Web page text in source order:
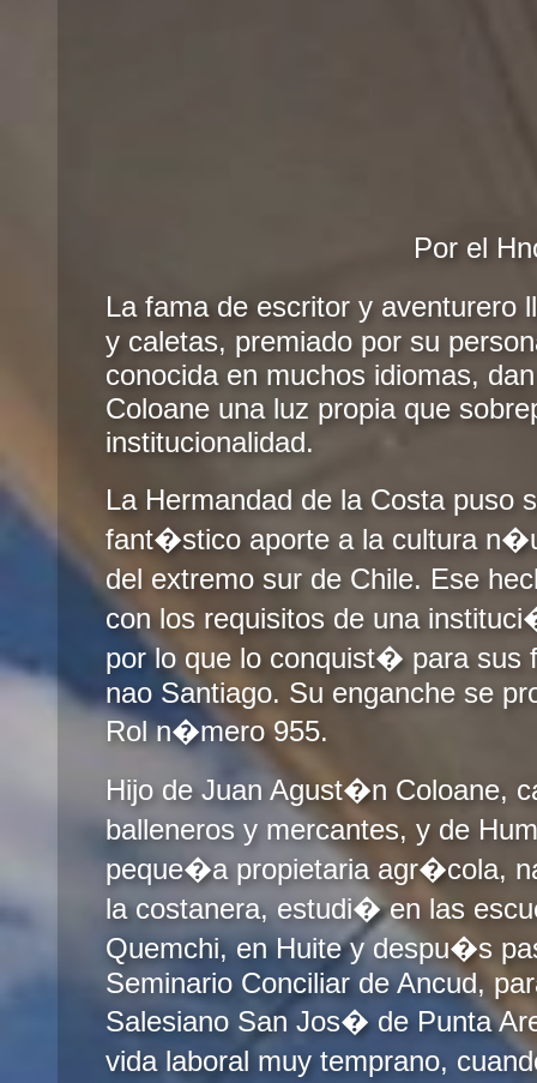
Por el
La fama de escritor y
y caletas, premiado por su
conocida en muchos idiomas,
Coloane una luz propia que
institucionalidad.
La Hermandad de la Costa puso
fant�stico aporte a la cultura
del extremo sur de Chile. Ese
con los requisitos de una
por lo que lo conquist� para sus
nao Santiago. Su enganche se
Rol n�mero 955.
Hijo de Juan Agust�n Coloane,
balleneros y mercantes, y de
peque�a propietaria agr�cola,
la costanera, estudi� en las
Quemchi, en Huite y despu�s
Seminario Conciliar de Ancud,
Salesiano San Jos� de Punta
vida laboral muy temprano,